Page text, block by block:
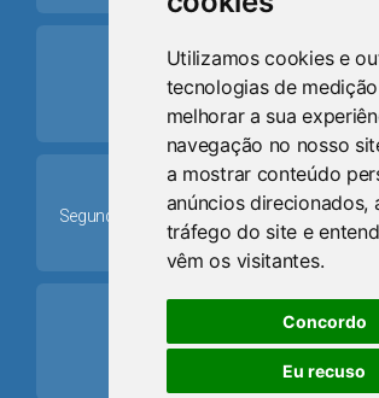
Utilizamos cookies e
tecnologias de
melhorar a sua
navegação no nosso
a mostrar conteúdo
anúncios direcionados,
tráfego do site e
vêm os visitantes.
Concordo
Eu recuso
ring_volume
Telefone
(51) 9 8024-0884
Schedule
Segunda-feira a Sexta-feira: 08h às 12h e
17h30min
mail
Email
camaraosorio@gmail.com